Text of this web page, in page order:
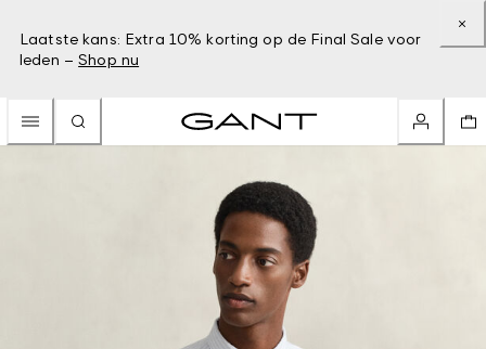
Laatste kans: Extra 10% korting op de Final Sale voor
leden – Shop nu